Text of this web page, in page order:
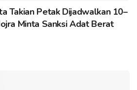
Takian Petak Dijadwalkan 10–
Minta Sanksi Adat Berat